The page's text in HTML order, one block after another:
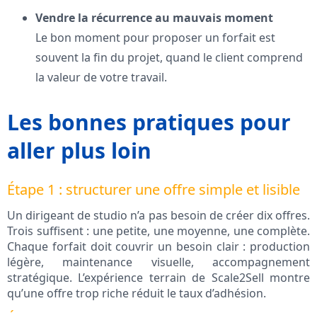
Vendre la récurrence au mauvais moment
Le bon moment pour proposer un forfait est
souvent la fin du projet, quand le client comprend
la valeur de votre travail.
Les bonnes pratiques pour
aller plus loin
Étape 1 : structurer une offre simple et lisible
Un dirigeant de studio n’a pas besoin de créer dix offres.
Trois suffisent : une petite, une moyenne, une complète.
Chaque forfait doit couvrir un besoin clair : production
légère, maintenance visuelle, accompagnement
stratégique. L’expérience terrain de Scale2Sell montre
qu’une offre trop riche réduit le taux d’adhésion.